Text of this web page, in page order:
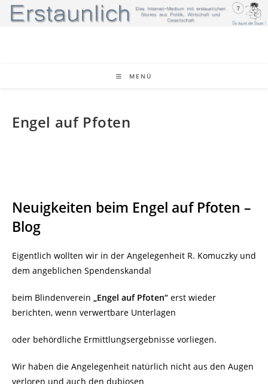
Zum
Inhalt
MENÜ
Engel auf Pfoten
Neuigkeiten beim Engel auf Pfoten –
Blog
Eigentlich wollten wir in der Angelegenheit R. Komuczky und
dem angeblichen Spendenskandal
beim Blindenverein „Engel auf Pfoten“ erst wieder
berichten, wenn verwertbare Unterlagen
oder behördliche Ermittlungsergebnisse vorliegen.
Wir haben die Angelegenheit natürlich nicht aus den Augen
verloren und auch den dubiosen